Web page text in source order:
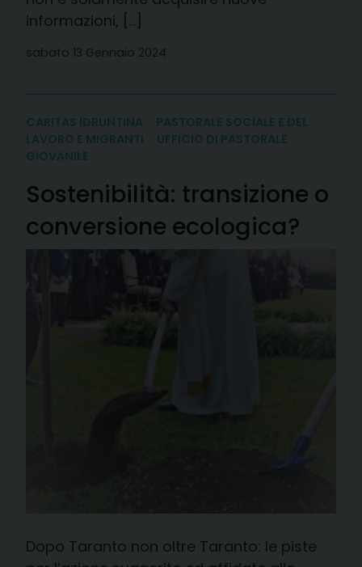
informazioni, […]
sabato 13 Gennaio 2024
CARITAS IDRUNTINA
PASTORALE SOCIALE E DEL
LAVORO E MIGRANTI
UFFICIO DI PASTORALE
GIOVANILE
Sostenibilità: transizione o
conversione ecologica?
Dopo Taranto non oltre Taranto: le piste